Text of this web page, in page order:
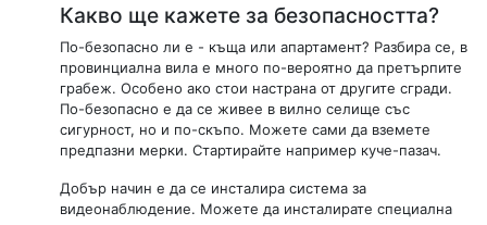
Какво ще кажете за безопасността?
По-безопасно ли е - къща или апартамент? Разбира се, в
провинциална вила е много по-вероятно да претърпите
грабеж. Особено ако стои настрана от другите сгради.
По-безопасно е да се живее в вилно селище със
сигурност, но и по-скъпо. Можете сами да вземете
предпазни мерки. Стартирайте например куче-пазач.
Добър начин е да се инсталира система за
видеонаблюдение. Можете да инсталирате специална